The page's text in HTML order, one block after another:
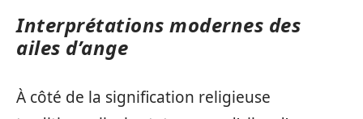
Interprétations modernes des
ailes d’ange
À côté de la signification religieuse